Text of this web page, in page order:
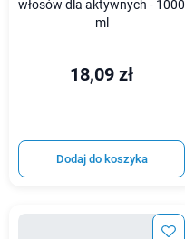
włosów dla aktywnych - 1000
ml
18,09 zł
Dodaj do koszyka